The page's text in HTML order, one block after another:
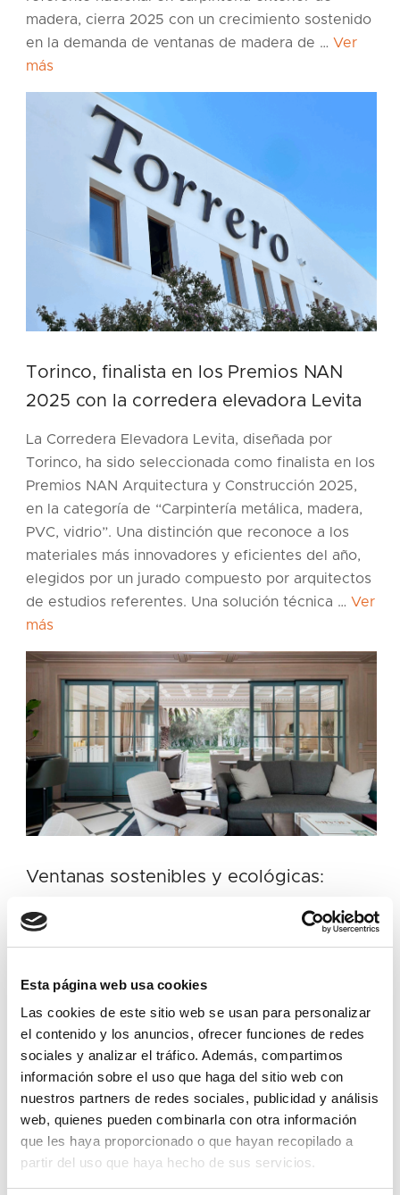
Esta página web usa cookies
Las cookies de este sitio web se usan para personalizar
el contenido y los anuncios, ofrecer funciones de redes
sociales y analizar el tráfico. Además, compartimos
información sobre el uso que haga del sitio web con
nuestros partners de redes sociales, publicidad y análisis
web, quienes pueden combinarla con otra información
que les haya proporcionado o que hayan recopilado a
partir del uso que haya hecho de sus servicios.
madera, cierra 2025 con un crecimiento sostenido
en la demanda de ventanas de madera de … Ver
más
Torinco, finalista en los Premios NAN
2025 con la corredera elevadora Levita
La Corredera Elevadora Levita, diseñada por
Torinco, ha sido seleccionada como finalista en los
Premios NAN Arquitectura y Construcción 2025,
en la categoría de “Carpintería metálica, madera,
PVC, vidrio”. Una distinción que reconoce a los
materiales más innovadores y eficientes del año,
elegidos por un jurado compuesto por arquitectos
de estudios referentes. Una solución técnica … Ver
más
Ventanas sostenibles y ecológicas:
En un momento en el que la arquitectura busca
ventanas sostenibles se han convertido en un
elemento clave para reducir el impacto ambiental
de los edificios y mejorar el confort interior. En
Torinco, especialistas en carpintería de madera
sostenible, sabemos que la elección de la ventana
adecuada no solo …Ver más